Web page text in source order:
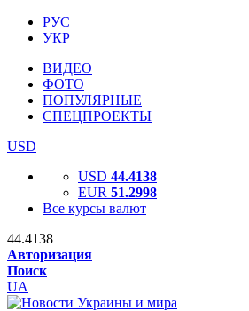
РУС
УКР
ВИДЕО
ФОТО
ПОПУЛЯРНЫЕ
СПЕЦПРОЕКТЫ
USD
USD 44.4138
EUR 51.2998
Все курсы валют
44.4138
Авторизация
Поиск
UA